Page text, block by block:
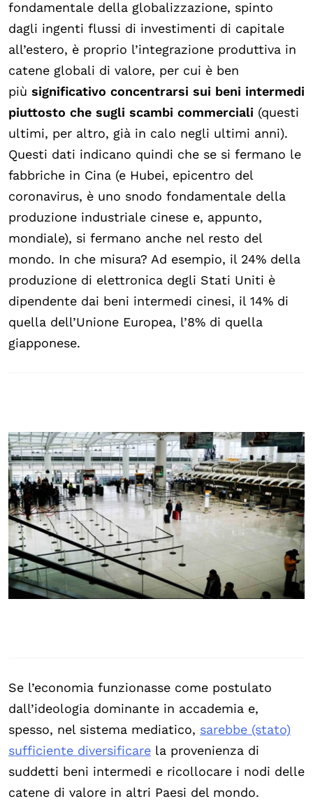
fondamentale della globalizzazione, spinto
dagli ingenti flussi di investimenti di capitale
all’estero, è proprio l’integrazione produttiva in
catene globali di valore, per cui è ben
più significativo concentrarsi sui beni intermedi
piuttosto che sugli scambi commerciali (questi
ultimi, per altro, già in calo negli ultimi anni).
Questi dati indicano quindi che se si fermano le
fabbriche in Cina (e Hubei, epicentro del
coronavirus, è uno snodo fondamentale della
produzione industriale cinese e, appunto,
mondiale), si fermano anche nel resto del
mondo. In che misura? Ad esempio, il 24% della
produzione di elettronica degli Stati Uniti è
dipendente dai beni intermedi cinesi, il 14% di
quella dell’Unione Europea, l’8% di quella
giapponese.
Se l’economia funzionasse come postulato
dall’ideologia dominante in accademia e,
spesso, nel sistema mediatico, sarebbe (stato)
sufficiente diversificare la provenienza di
suddetti beni intermedi e ricollocare i nodi delle
catene di valore in altri Paesi del mondo.